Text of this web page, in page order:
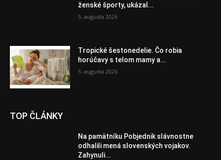
ženské športy, ukázal...
5. augusta 2026
Tropické šestonedelie. Čo robia
horúčavy s telom mamy a...
5. augusta 2026
TOP ČLÁNKY
Na pamätníku Pobjednik slávnostne
odhalili mená slovenských vojakov.
Zahynuli...